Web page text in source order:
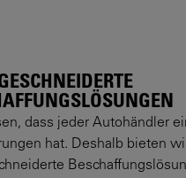
B
dass jeder Autohändler
hat. Deshalb bieten